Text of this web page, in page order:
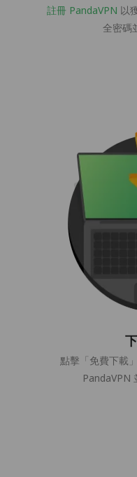
註冊 PandaVPN 以
全密碼
點擊「免費下載
PandaVPN